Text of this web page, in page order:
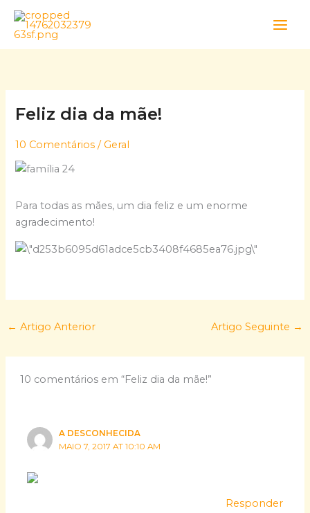
Skip
content
Feliz dia da mãe!
10 Comentários / Geral
Para todas as mães, um dia feliz e um enorme
agradecimento!
← Artigo Anterior Artigo Seguinte →
10 comentários em “Feliz dia da mãe!”
A DESCONHECIDA
MAIO 7, 2017 AT 10:10 AM
Responder